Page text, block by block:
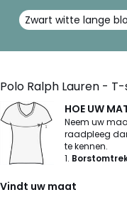
Zwart witte lange
Polo Ralph Lauren -
HOE UW
Neem uw
raadpleeg
te kennen.
1.
Vindt uw maat